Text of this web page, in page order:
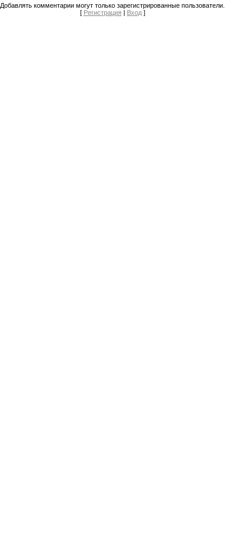
Добавлять комментарии могут только зарегистрированные пользователи.
[ Регистрация Вход]